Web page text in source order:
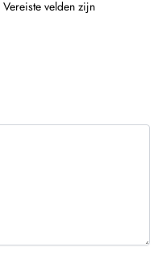
Vereiste velden zijn